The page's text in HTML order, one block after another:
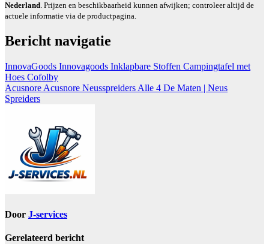
Nederland. Prijzen en beschikbaarheid kunnen afwijken; controleer altijd de
actuele informatie via de productpagina.
Bericht navigatie
InnovaGoods Innovagoods Inklapbare Stoffen Campingtafel met
Hoes Cofolby
Acusnore Acusnore Neusspreiders Alle 4 De Maten | Neus
Spreiders
Door J-services
Gerelateerd bericht